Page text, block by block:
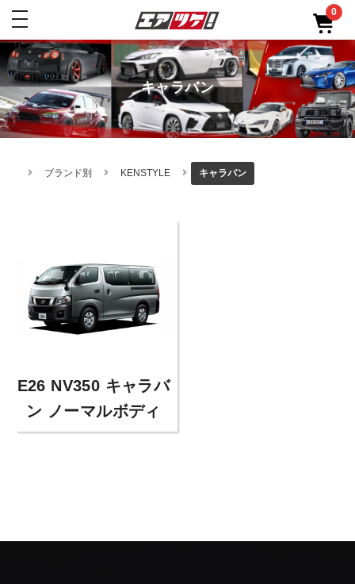
toggle
0
キャラバン
ブランド別 KENSTYLE キャラバン
E26 NV350 キャラバ
ン ノーマルボディ